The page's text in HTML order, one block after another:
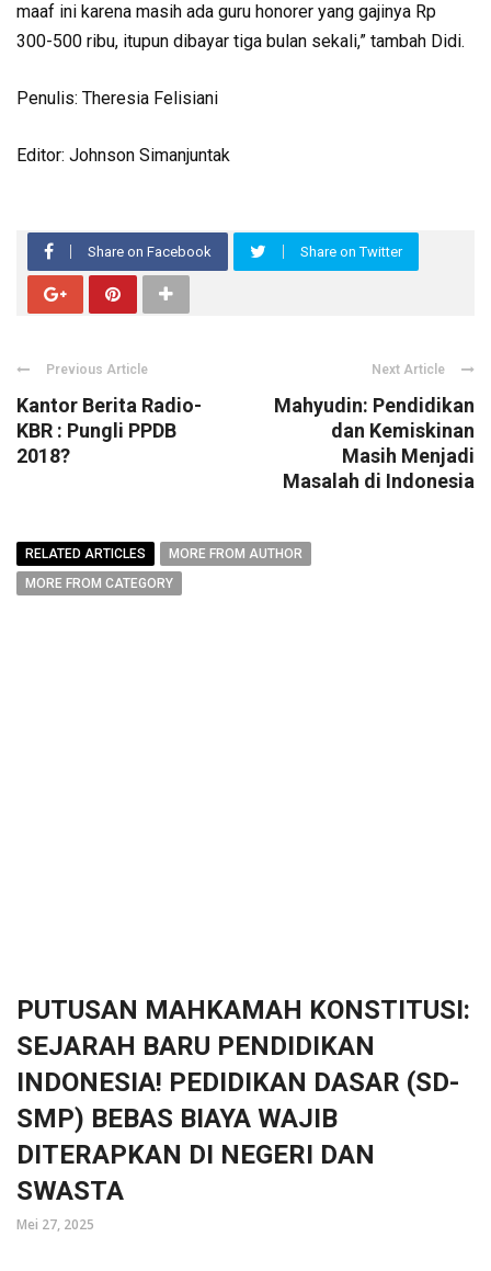
maaf ini karena masih ada guru honorer yang gajinya Rp
300-500 ribu, itupun dibayar tiga bulan sekali,” tambah Didi.
Penulis: Theresia Felisiani
Editor: Johnson Simanjuntak
Share on Facebook Share on Twitter
Previous Article
Kantor Berita Radio-
KBR : Pungli PPDB
2018?
Next Article
Mahyudin: Pendidikan
dan Kemiskinan
Masih Menjadi
Masalah di Indonesia
RELATED ARTICLES
MORE FROM AUTHOR
MORE FROM CATEGORY
PUTUSAN MAHKAMAH KONSTITUSI:
SEJARAH BARU PENDIDIKAN
INDONESIA! PEDIDIKAN DASAR (SD-
SMP) BEBAS BIAYA WAJIB
DITERAPKAN DI NEGERI DAN
SWASTA
Mei 27, 2025